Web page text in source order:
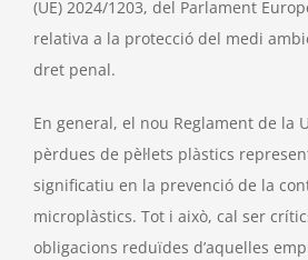
(UE) 2024/1203, del Parlament
relativa a la protecció del medi
dret penal.
En general, el nou Reglament de la
pèrdues de pèl·lets plàstics
significatiu en la prevenció de la
microplàstics. Tot i això, cal ser
obligacions reduïdes d’aquelles